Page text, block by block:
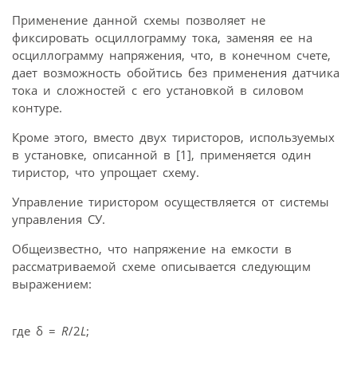
Применение данной схемы позволяет не
фиксировать осциллограмму тока, заменяя ее на
осциллограмму напряжения, что, в конечном счете,
дает возможность обойтись без применения датчика
тока и сложностей с его установкой в силовом
контуре.
Кроме этого, вместо двух тиристоров, используемых
в установке, описанной в [1], применяется один
тиристор, что упрощает схему.
Управление тиристором осуществляется от системы
управления СУ.
Общеизвестно, что напряжение на емкости в
рассматриваемой схеме описывается следующим
выражением:
где δ = R/2L;